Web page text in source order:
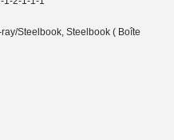
ray/Steelbook,Steelbook ( Boîte